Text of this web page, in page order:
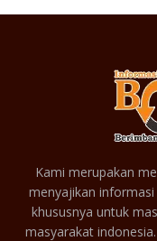
Kami merupakan
menyajikan
khususnya untuk
masyarakat